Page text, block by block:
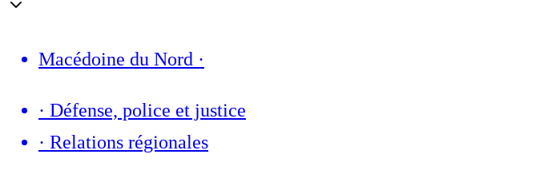
Macédoine du Nord ·
· Défense, police et justice
· Relations régionales